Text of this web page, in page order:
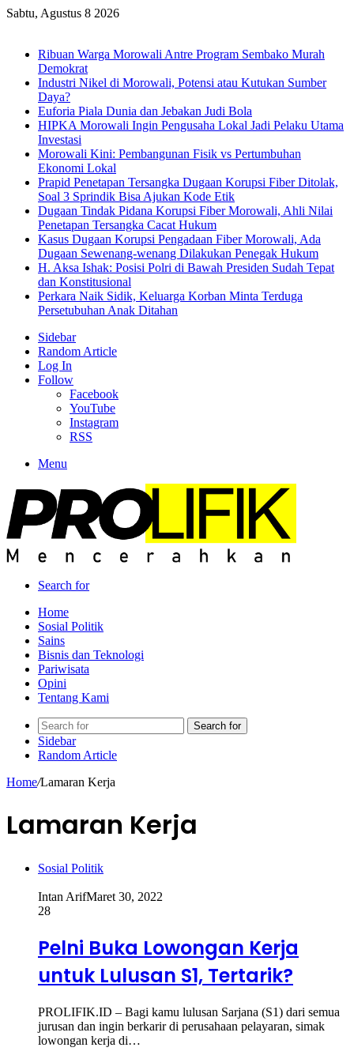
Sabtu, Agustus 8 2026
Ribuan Warga Morowali Antre Program Sembako Murah
Demokrat
Industri Nikel di Morowali, Potensi atau Kutukan Sumber
Daya?
Euforia Piala Dunia dan Jebakan Judi Bola
HIPKA Morowali Ingin Pengusaha Lokal Jadi Pelaku Utama
Investasi
Morowali Kini: Pembangunan Fisik vs Pertumbuhan
Ekonomi Lokal
Prapid Penetapan Tersangka Dugaan Korupsi Fiber Ditolak,
Soal 3 Sprindik Bisa Ajukan Kode Etik
Dugaan Tindak Pidana Korupsi Fiber Morowali, Ahli Nilai
Penetapan Tersangka Cacat Hukum
Kasus Dugaan Korupsi Pengadaan Fiber Morowali, Ada
Dugaan Sewenang-wenang Dilakukan Penegak Hukum
H. Aksa Ishak: Posisi Polri di Bawah Presiden Sudah Tepat
dan Konstitusional
Perkara Naik Sidik, Keluarga Korban Minta Terduga
Persetubuhan Anak Ditahan
Sidebar
Random Article
Log In
Follow
Facebook
YouTube
Instagram
RSS
Menu
Search for
Home
Sosial Politik
Sains
Bisnis dan Teknologi
Pariwisata
Opini
Tentang Kami
Search for
Sidebar
Random Article
Home/Lamaran Kerja
Lamaran Kerja
Sosial Politik
Intan ArifMaret 30, 2022
28
Pelni Buka Lowongan Kerja
untuk Lulusan S1, Tertarik?
PROLIFIK.ID – Bagi kamu lulusan Sarjana (S1) dari semua
jurusan dan ingin berkarir di perusahaan pelayaran, simak
lowongan kerja di…